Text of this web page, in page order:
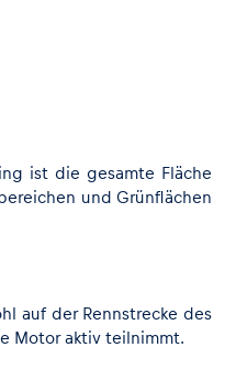
ist die gesamte Fläche
und Grünflächen
auf der Rennstrecke des
Motor aktiv teilnimmt.